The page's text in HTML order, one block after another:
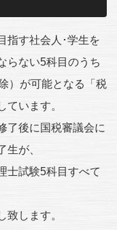
指す社会人･学生を
らない5科目のうち
）が可能となる「税
ています。
了後に国税審議会に
生が、
士試験5科目すべて
致します。